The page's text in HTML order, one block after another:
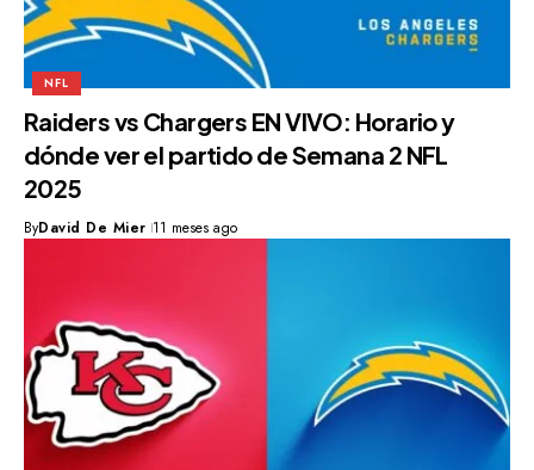
NFL
Raiders vs Chargers EN VIVO: Horario y
dónde ver el partido de Semana 2 NFL
2025
ByDavid De Mier 11 meses ago